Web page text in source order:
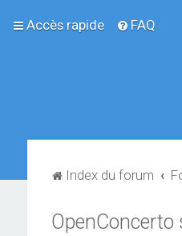
Accès rapide FAQ
Index du forum
OpenConcerto